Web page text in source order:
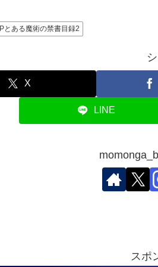
Pとある魔術の禁書目録2
X
LINE
スポ